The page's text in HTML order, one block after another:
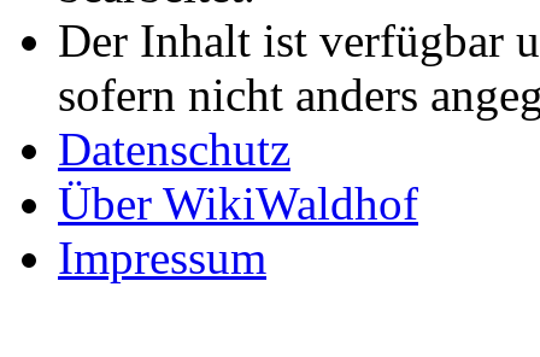
Der Inhalt ist verfügbar
sofern nicht anders
Datenschutz
Über WikiWaldhof
Impressum